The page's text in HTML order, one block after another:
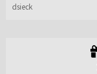
dsieck